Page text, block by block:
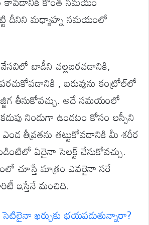
దీనిని మధ్యాహ్న సమయంలో
బాడీని చల్లబరచడానికి,
, బరువును కంట్రోల్‌లో
తీసుకోవచ్చు. అదే సమయంలో
నిండుగా ఉండటం కోసం లస్సీని
తీవ్రతను తట్టుకోవడానికి మీ శరీర
ఏదైనా సెలక్ట్ చేసుకోవచ్చు.
చూస్తే మాత్రం ఎవరైనా సరే
ఇస్తేనే మంచిది.
ఖర్చుకు భయపడుతున్నారా?